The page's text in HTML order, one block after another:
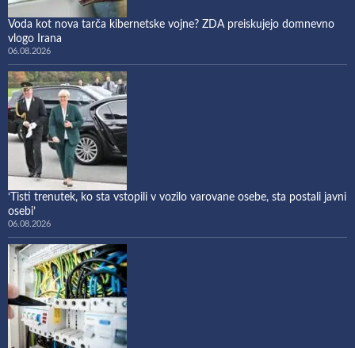
Voda kot nova tarča kibernetske vojne? ZDA preiskujejo domnevno
vlogo Irana
06.08.2026
‘Tisti trenutek, ko sta vstopili v vozilo varovane osebe, sta postali javni
osebi’
06.08.2026